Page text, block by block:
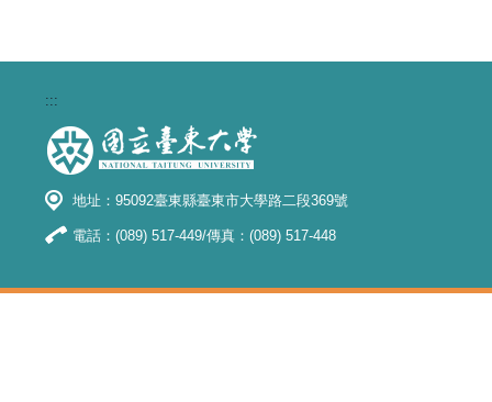
:::
地址：95092臺東縣臺東市大學路二段369號
電話：(089) 517-449/傳真：(089) 517-448